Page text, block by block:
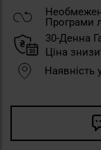
Програми
30-Денна
Ціна
Наявність